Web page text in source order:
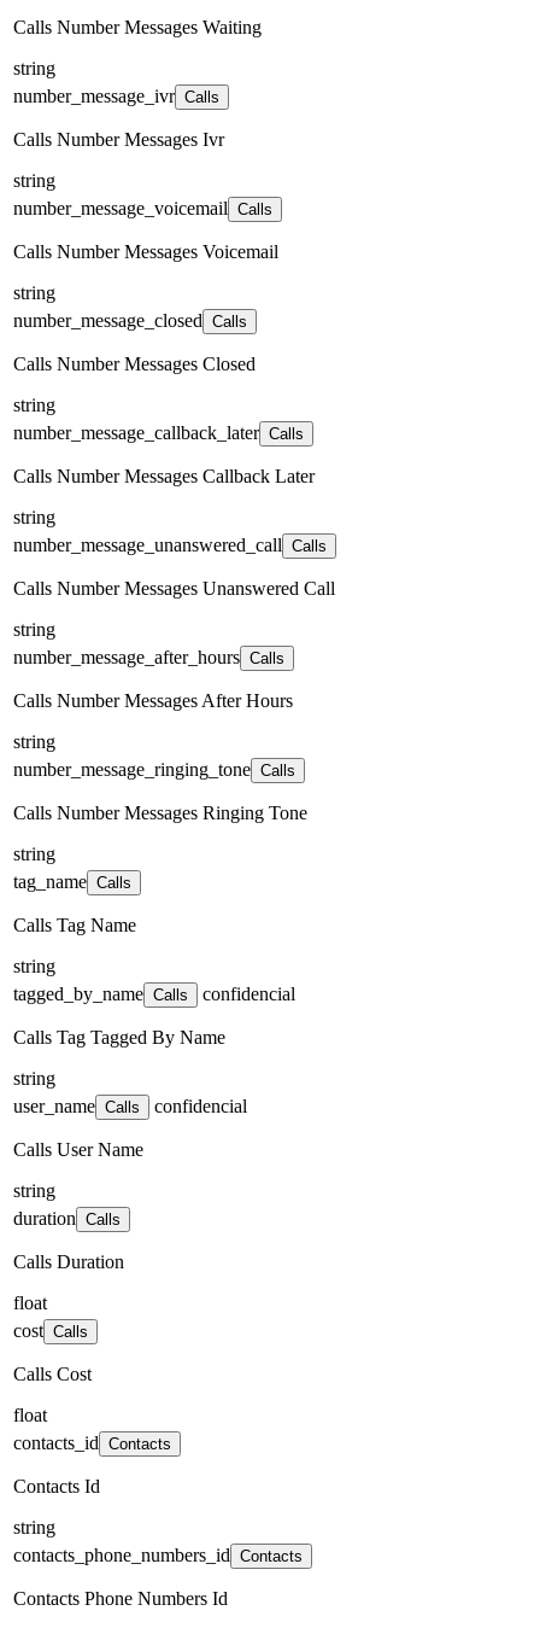
Calls Number Messages Waiting
string
number_message_ivr Calls
Calls Number Messages Ivr
string
number_message_voicemail Calls
Calls Number Messages Voicemail
string
number_message_closed Calls
Calls Number Messages Closed
string
number_message_callback_later Calls
Calls Number Messages Callback Later
string
number_message_unanswered_call Calls
Calls Number Messages Unanswered Call
string
number_message_after_hours Calls
Calls Number Messages After Hours
string
number_message_ringing_tone Calls
Calls Number Messages Ringing Tone
string
tag_name Calls
Calls Tag Name
string
tagged_by_name Calls confidencial
Calls Tag Tagged By Name
string
user_name Calls confidencial
Calls User Name
string
duration Calls
Calls Duration
float
cost Calls
Calls Cost
float
contacts_id Contacts
Contacts Id
string
contacts_phone_numbers_id Contacts
Contacts Phone Numbers Id